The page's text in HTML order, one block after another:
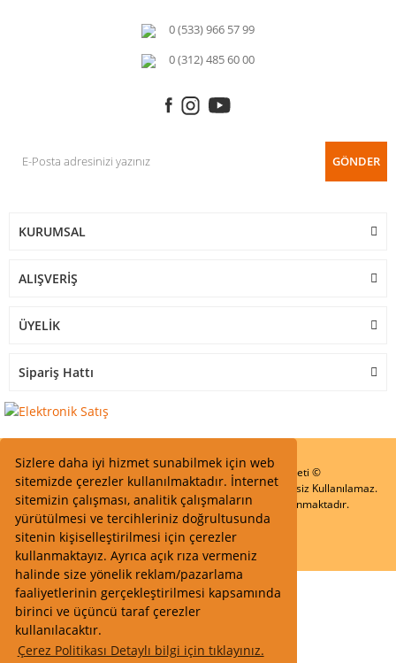
Sizlere daha iyi hizmet sunabilmek için web
sitemizde çerezler kullanılmaktadır. İnternet
sitemizin çalışması, analitik çalışmaların
yürütülmesi ve tercihleriniz doğrultusunda
sitenin kişiselleştirilmesi için çerezler
kullanmaktayız. Ayrıca açık rıza vermeniz
halinde size yönelik reklam/pazarlama
faaliyetlerinin gerçekleştirilmesi kapsamında
birinci ve üçüncü taraf çerezler
kullanılacaktır.
Çerez Politikası Detaylı bilgi için tıklayınız.
0 (533) 966 57 99
0 (312) 485 60 00
GÖNDER
KURUMSAL
ALIŞVERİŞ
ÜYELİK
Sipariş Hattı
Start Elektronik Sanayi ve Ticaret Limited Şirketi ©
Resimler Yazılar ve İçeriklerin Tüm hakları saklıdır ve İzinsiz Kullanılamaz.
Kredi kartı bilgileriniz 256bit SSL Sertifikası ile Korunmaktadır.